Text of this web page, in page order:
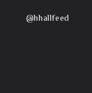
@hhallfeed